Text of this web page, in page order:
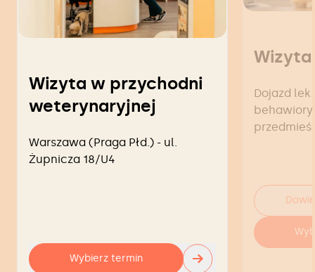
Wizyta w przychodni
weterynaryjnej
Warszawa (Praga Płd.) - ul.
Żupnicza 18/U4
Wybierz termin →
Wizyta
Dojazd